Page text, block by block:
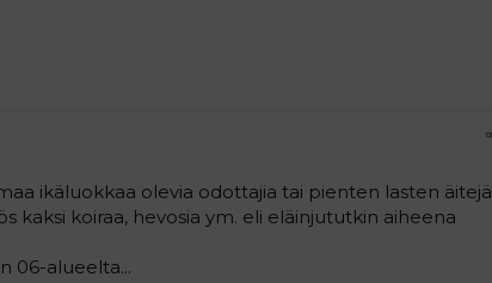
ikäluokkaa olevia odottajia tai pienten lasten äitejä
kaksi koiraa, hevosia ym. eli eläinjututkin aiheena
06-alueelta...